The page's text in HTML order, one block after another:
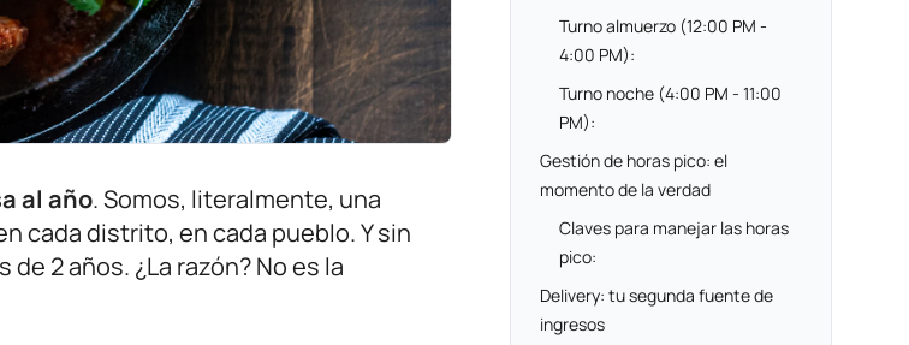
al año. Somos, literalmente, una
cada distrito, en cada pueblo. Y sin
2 años. ¿La razón? No es la
Turno almuerzo (12:00 PM -
4:00 PM):
Turno noche (4:00 PM - 11:00
PM):
Gestión de horas pico: el
momento de la verdad
Claves para manejar las horas
pico:
Delivery: tu segunda fuente de
ingresos